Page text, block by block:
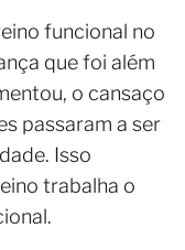
funcional no
que foi além
o cansaço
passaram a ser
Isso
trabalha o